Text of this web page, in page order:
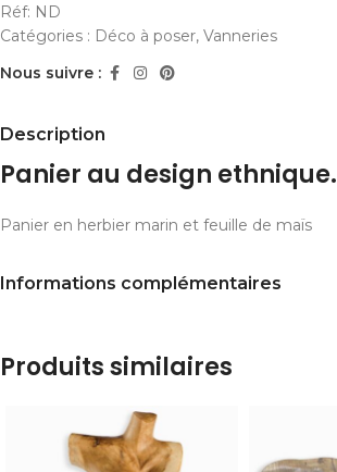
Réf: ND
Catégories : Déco à poser, Vanneries
Nous suivre :
Description
Panier au design ethnique.
Panier en herbier marin et feuille de maïs
Informations complémentaires
Produits similaires